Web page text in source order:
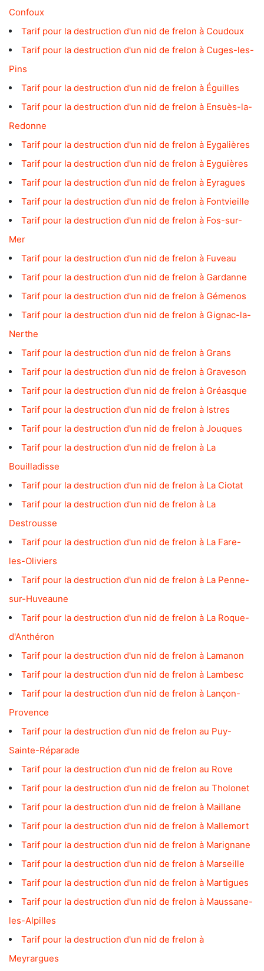
Confoux
Tarif pour la destruction d'un nid de frelon à Coudoux
Tarif pour la destruction d'un nid de frelon à Cuges-les-
Pins
Tarif pour la destruction d'un nid de frelon à Éguilles
Tarif pour la destruction d'un nid de frelon à Ensuès-la-
Redonne
Tarif pour la destruction d'un nid de frelon à Eygalières
Tarif pour la destruction d'un nid de frelon à Eyguières
Tarif pour la destruction d'un nid de frelon à Eyragues
Tarif pour la destruction d'un nid de frelon à Fontvieille
Tarif pour la destruction d'un nid de frelon à Fos-sur-
Mer
Tarif pour la destruction d'un nid de frelon à Fuveau
Tarif pour la destruction d'un nid de frelon à Gardanne
Tarif pour la destruction d'un nid de frelon à Gémenos
Tarif pour la destruction d'un nid de frelon à Gignac-la-
Nerthe
Tarif pour la destruction d'un nid de frelon à Grans
Tarif pour la destruction d'un nid de frelon à Graveson
Tarif pour la destruction d'un nid de frelon à Gréasque
Tarif pour la destruction d'un nid de frelon à Istres
Tarif pour la destruction d'un nid de frelon à Jouques
Tarif pour la destruction d'un nid de frelon à La
Bouilladisse
Tarif pour la destruction d'un nid de frelon à La Ciotat
Tarif pour la destruction d'un nid de frelon à La
Destrousse
Tarif pour la destruction d'un nid de frelon à La Fare-
les-Oliviers
Tarif pour la destruction d'un nid de frelon à La Penne-
sur-Huveaune
Tarif pour la destruction d'un nid de frelon à La Roque-
d'Anthéron
Tarif pour la destruction d'un nid de frelon à Lamanon
Tarif pour la destruction d'un nid de frelon à Lambesc
Tarif pour la destruction d'un nid de frelon à Lançon-
Provence
Tarif pour la destruction d'un nid de frelon au Puy-
Sainte-Réparade
Tarif pour la destruction d'un nid de frelon au Rove
Tarif pour la destruction d'un nid de frelon au Tholonet
Tarif pour la destruction d'un nid de frelon à Maillane
Tarif pour la destruction d'un nid de frelon à Mallemort
Tarif pour la destruction d'un nid de frelon à Marignane
Tarif pour la destruction d'un nid de frelon à Marseille
Tarif pour la destruction d'un nid de frelon à Martigues
Tarif pour la destruction d'un nid de frelon à Maussane-
les-Alpilles
Tarif pour la destruction d'un nid de frelon à
Meyrargues